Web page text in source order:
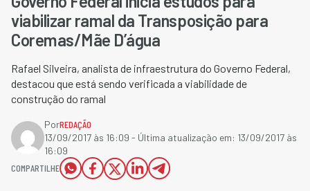
viabilizar ramal da Transposição para
Coremas/Mãe D’água
Rafael Silveira, analista de infraestrutura do Governo Federal,
destacou que está sendo verificada a viabilidade de
construção do ramal
PorREDAÇÃO
13/09/2017 às 16:09 - Última atualização em: 13/09/2017 às
16:09
COMPARTILHE